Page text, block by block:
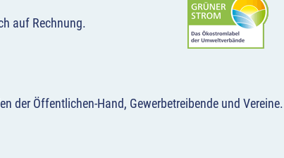
auf Rechnung.
der Öffentlichen-Hand, Gewerbetreibende und Vereine.